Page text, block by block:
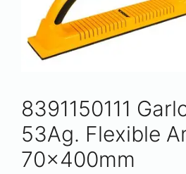
8391150111
53Ag. Flexible
70x400mm